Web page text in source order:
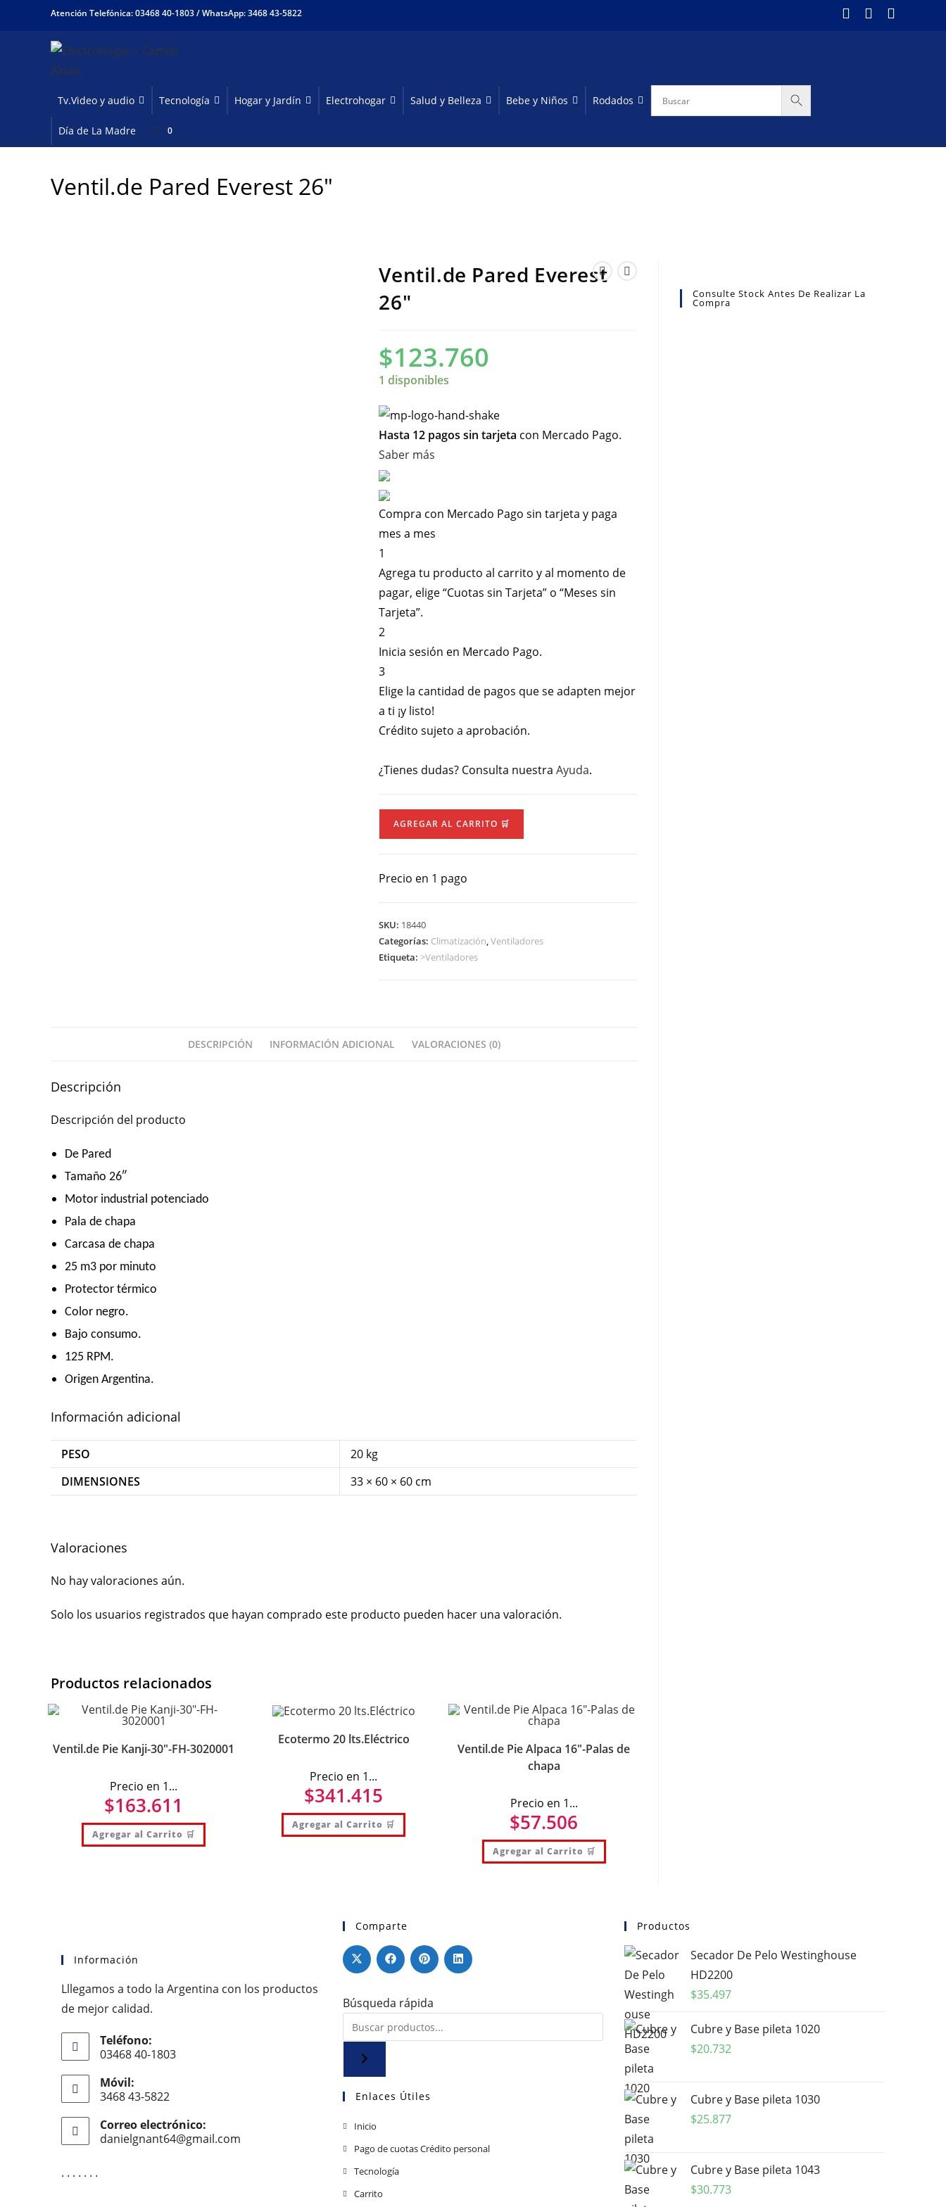
Atención Telefónica: 03468 40-1803 /WhatsApp: 3468 43-5822
Tv.Video y audio Tecnología Hogar y Jardín Electrohogar Salud y Belleza Bebe y Niños Rodados
Día de La Madre 0
Ventil.de Pared Everest 26″
Ventil.de Pared Everest
26″
$123.760
1 disponibles
Hasta 12 pagos sin tarjeta con Mercado Pago.
Saber más
Compra con Mercado Pago sin tarjeta y paga
mes a mes
1
Agrega tu producto al carrito y al momento de
pagar, elige “Cuotas sin Tarjeta” o “Meses sin
Tarjeta”.
2
Inicia sesión en Mercado Pago.
3
Elige la cantidad de pagos que se adapten mejor
a ti ¡y listo!
Crédito sujeto a aprobación.
¿Tienes dudas? Consulta nuestraAyuda.
cantidad
AGREGAR AL CARRITO 🛒
Precio en 1 pago
SKU: 18440
Categorías: Climatización,Ventiladores
Etiqueta:>Ventiladores
DESCRIPCIÓN INFORMACIÓN ADICIONAL VALORACIONES (0)
Descripción
Descripción del producto
De Pared
Tamaño 26″
Motor industrial potenciado
Pala de chapa
Carcasa de chapa
25 m3 por minuto
Protector térmico
Color negro.
Bajo consumo.
125 RPM.
Origen Argentina.
Información adicional
PESO
20 kg
DIMENSIONES
33 × 60 × 60 cm
Valoraciones
No hay valoraciones aún.
Solo los usuarios registrados que hayan comprado este producto pueden hacer una valoración.
Productos relacionados
Ventil.de Pie Kanji-30″-FH-3020001
Precio en 1...
$163.611
Agregar al Carrito 🛒
Ecotermo 20 lts.Eléctrico
Precio en 1...
$341.415
Agregar al Carrito 🛒
Ventil.de Pie Alpaca 16″-Palas de
chapa
Precio en 1...
$57.506
Agregar al Carrito 🛒
Consulte Stock Antes De Realizar La
Compra
Información
Lllegamos a todo la Argentina con los productos
de mejor calidad.
Teléfono:
03468 40-1803
Móvil:
3468 43-5822
Correo electrónico:
danielgnant64@gmail.com
. . . . . . .
Comparte
Búsqueda rápida
Enlaces Útiles
InicioSe
una
nueva
Pago de cuotas Crédito personalSe
TecnologíaSe
CarritoSe
Productos
Secador De Pelo Westinghouse
HD2200
$35.497
Cubre y Base pileta 1020
$20.732
Cubre y Base pileta 1030
$25.877
Cubre y Base pileta 1043
$30.773